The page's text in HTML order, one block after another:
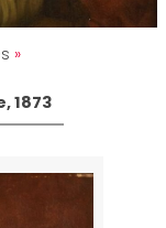
»
1873